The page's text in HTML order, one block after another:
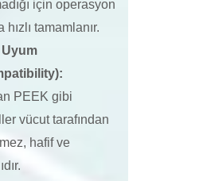
için operasyon
hızlı tamamlanır.
PEEK gibi
vücut tarafından
hafif ve